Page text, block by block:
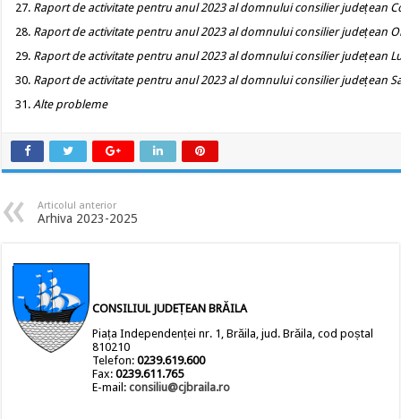
Raport de activitate pentru anul 2023 al domnului consilier județean
Raport de activitate pentru anul 2023 al domnului consilier județean
Raport de activitate pentru anul 2023 al domnului consilier județean
Raport de activitate pentru anul 2023 al domnului consilier județean
Alte probleme
Articolul anterior
Arhiva 2023-2025
CONSILIUL JUDEȚEAN BRĂILA
Piața Independenței nr. 1, Brăila, jud. Brăila, cod poștal
810210
Telefon:0239.619.600
Fax:0239.611.765
E-mail:consiliu@cjbraila.ro